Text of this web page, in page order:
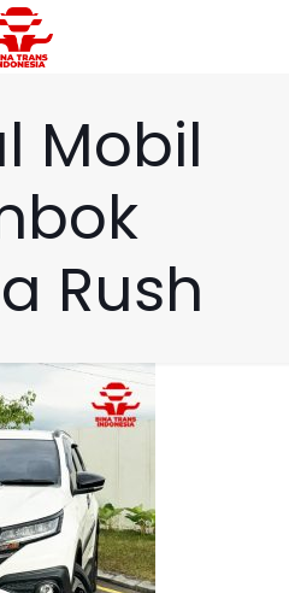
Mobil
Rush